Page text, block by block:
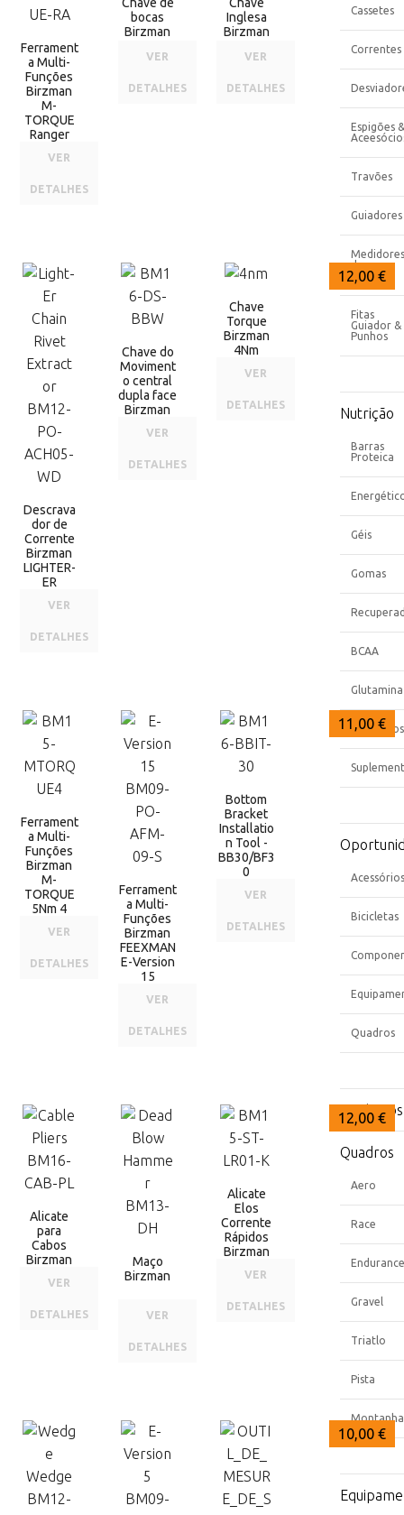
Ferrament
a Multi-
Funções
Birzman
M-
TORQUE
Ranger
VER
DETALHES
bocas
Birzman
VER
DETALHES
Inglesa
Birzman
VER
DETALHES
15,50 €
Descrava
dor de
Corrente
Birzman
LIGHTER-
ER
VER
DETALHES
15,00 €
Chave do
Moviment
o central
dupla face
Birzman
VER
DETALHES
12,00 €
Chave
Torque
Birzman
4Nm
VER
DETALHES
12,00 €
Ferrament
a Multi-
Funções
Birzman
M-
TORQUE
5Nm 4
VER
DETALHES
12,00 €
Ferrament
a Multi-
Funções
Birzman
FEEXMAN
E-Version
15
VER
DETALHES
11,00 €
Bottom
Bracket
Installatio
n Tool -
BB30/BF3
0
VER
DETALHES
11,00 €
Alicate
para
Cabos
Birzman
VER
DETALHES
11,00 €
Maço
Birzman
VER
DETALHES
12,00 €
Alicate
Elos
Corrente
Rápidos
Birzman
VER
DETALHES
9,00 €
11,00 €
10,00 €
Cassetes
Correntes
Espigões &
Travões
Guiadores
Medidores
de
Potência
Fitas
Guiador &
Punhos
Nutrição
Barras
Proteica
Géis
Gomas
BCAA
Glutamina
Eletrólitos
Acessórios
Bicicletas
Quadros
Isotônicos
Quadros
Aero
Race
Endurance
Gravel
Triatlo
Pista
Montanha